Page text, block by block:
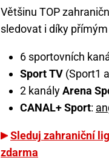
Většinu TOP
sledovat i díky
6 sportovních
Sport TV (Sport1
2 kanályArena
CANAL+ Sport:
Sleduj zahraniční
zdarma